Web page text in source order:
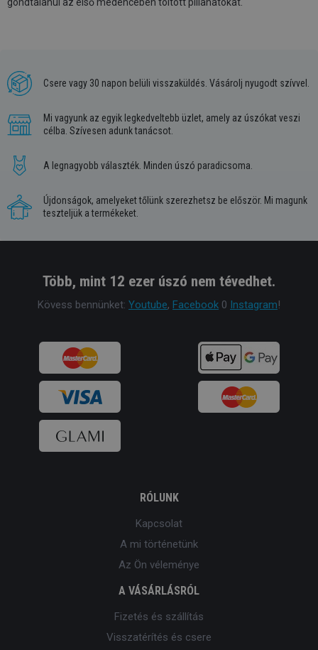
Csere vagy 30 napon belüli visszaküldés. Vásárolj nyugodt szívvel.
Mi vagyunk az egyik legkedveltebb üzlet, amely az úszókat veszi
célba. Szívesen adunk tanácsot.
A legnagyobb választék. Minden úszó paradicsoma.
Újdonságok, amelyeket tőlünk szerezhetsz be először. Mi magunk
teszteljük a termékeket.
Több, mint 12 ezer úszó nem tévedhet.
Kövess bennünket: Youtube, Facebook 0 Instagram!
RÓLUNK
Kapcsolat
A mi történetünk
Az Ön véleménye
A VÁSÁRLÁSRÓL
Fizetés és szállítás
Visszatérítés és csere